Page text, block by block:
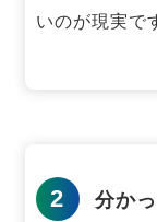
いのが現実で
2 分か